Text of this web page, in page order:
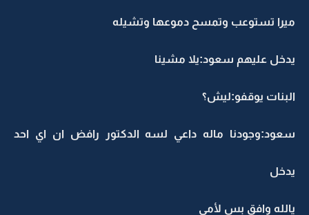
ميرا تستوعب وتمسح دموعها وتشيله
يدخل عليهم سعود:يلا مشينا
البنات يوقفو:ليش؟
سعود:وجودنا ماله داعي لسه الدكتور رافض ان اي احد
يدخل
يالله وافق بس لأمي